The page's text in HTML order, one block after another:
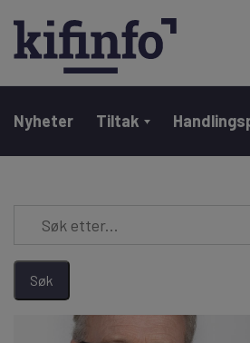
hovedinnhold
Main navigation
Nyheter Tiltak